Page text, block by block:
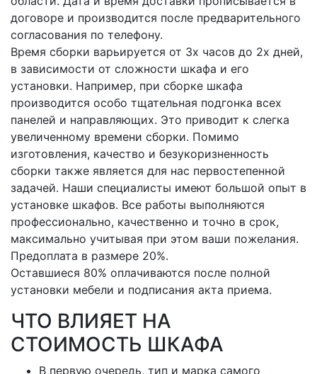
договоре и производится после предварительного
согласования по телефону.
Время сборки варьируется от 3х часов до 2х дней,
в зависимости от сложности шкафа и его
установки. Например, при сборке шкафа
производится особо тщательная подгонка всех
панелей и направляющих. Это приводит к слегка
увеличенному времени сборки. Помимо
изготовления, качество и безукоризненность
сборки также является для нас первостепенной
задачей. Наши специалисты имеют большой опыт в
установке шкафов. Все работы выполняются
профессионально, качественно и точно в срок,
максимально учитывая при этом ваши пожелания.
Предоплата в размере 20%.
Оставшиеся 80% оплачиваются после полной
установки мебели и подписания акта приема.
ЧТО ВЛИЯЕТ НА
СТОИМОСТЬ ШКАФА
В первую очередь, тип и марка самого